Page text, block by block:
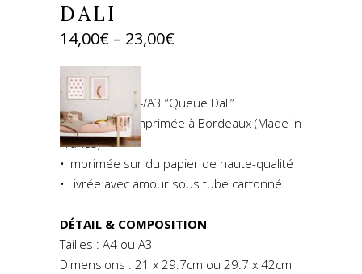
DALI
14,00€ – 23,00€
DESCRIPTION
• Illustration A4/A3 “Queue Dali”
• Réalisée et imprimée à Bordeaux (Made in
France)
• Imprimée sur du papier de haute-qualité
• Livrée avec amour sous tube cartonné
DÉTAIL & COMPOSITION
Tailles : A4 ou A3
Dimensions : 21 x 29.7cm ou 29.7 x 42cm